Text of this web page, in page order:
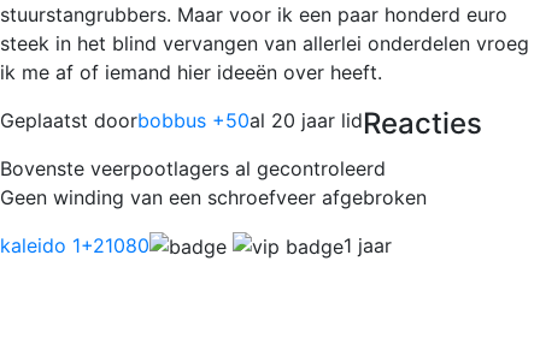
stuurstangrubbers. Maar voor ik een paar honderd euro
steek in het blind vervangen van allerlei onderdelen vroeg
ik me af of iemand hier ideeën over heeft.
Geplaatst doorbobbus +50al 20 jaar lidReacties
Bovenste veerpootlagers al gecontroleerd
Geen winding van een schroefveer afgebroken
kaleido 1+21080 1 jaar